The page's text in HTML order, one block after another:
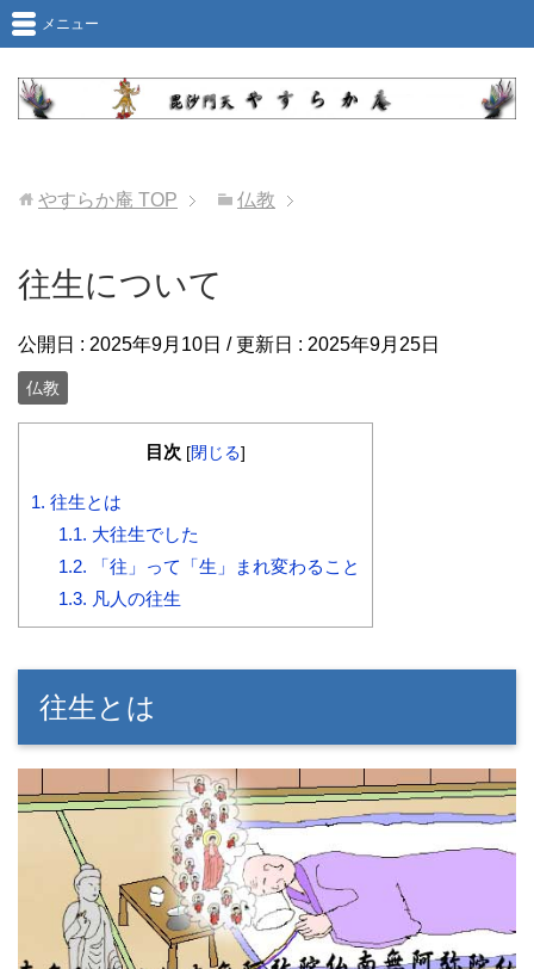
メニュー
やすらか庵 TOP 仏教
往生について
公開日 : 2025年9月10日 / 更新日 : 2025年9月25日
仏教
目次 [閉じる]
1. 往生とは
1.1. 大往生でした
1.2. 「往」って「生」まれ変わること
1.3. 凡人の往生
往生とは